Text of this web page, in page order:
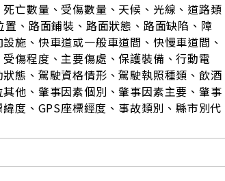
亡數量、受傷數量、天候、光線、道路類
、路面鋪裝、路面狀態、路面缺陷、障
施、快車道或一般車道間、快慢車道間、
傷程度、主要傷處、保護裝備、行動電
態、駕駛資格情形、駕駛執照種類、飲酒
他、肇事因素個別、肇事因素主要、肇事
度、GPS座標經度、事故類別、縣市別代